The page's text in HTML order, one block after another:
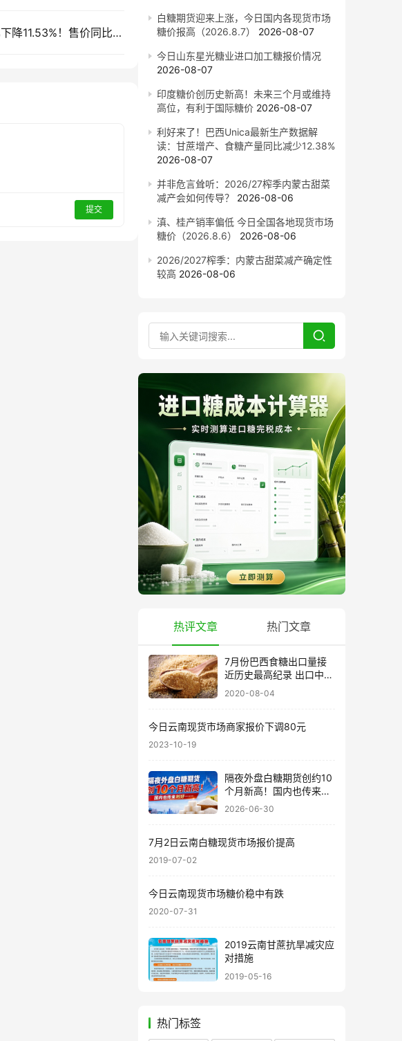
截至7月底云南食糖产销率同比下降11.53%！售价同比下跌900元/吨
提交
白糖期货迎来上涨，今日国内各现货市场
糖价报高（2026.8.7）
2026-08-07
今日山东星光糖业进口加工糖报价情况
2026-08-07
印度糖价创历史新高！未来三个月或维持
高位，有利于国际糖价 2026-08-07
利好来了！巴西Unica最新生产数据解
读：甘蔗增产、食糖产量同比减少12.38%
2026-08-07
并非危言耸听：2026/27榨季内蒙古甜菜
减产会如何传导？
2026-08-06
滇、桂产销率偏低 今日全国各地现货市场
糖价（2026.8.6）
2026-08-06
2026/2027榨季：内蒙古甜菜减产确定性
较高 2026-08-06
热评文章 热门文章
7月份巴西食糖出口量接
近历史最高纪录 出口中国
超40万吨
2020-08-04
今日云南现货市场商家报价下调80元
2023-10-19
隔夜外盘白糖期货创约10
个月新高！国内也传来利
好……
2026-06-30
7月2日云南白糖现货市场报价提高
2019-07-02
今日云南现货市场糖价稳中有跌
2020-07-31
2019云南甘蔗抗旱减灾应
对措施
2019-05-16
热门标签